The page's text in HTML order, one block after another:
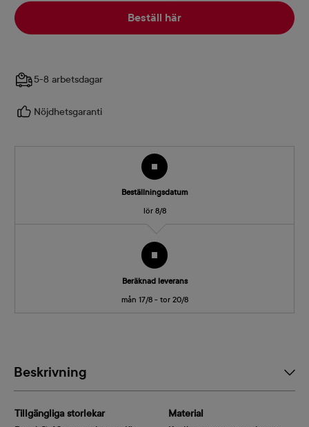
Beställ här
5-8 arbetsdagar
Nöjdhetsgaranti
Beställningsdatum
lör 8/8
Beräknad leverans
mån 17/8 - tor 20/8
Beskrivning
Tillgängliga storlekar
Material